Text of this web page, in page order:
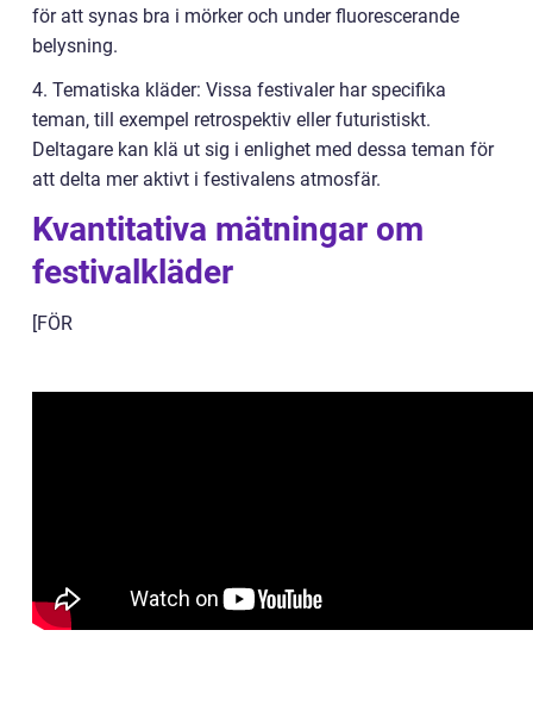
för att synas bra i mörker och under fluorescerande
belysning.
4. Tematiska kläder: Vissa festivaler har specifika
teman, till exempel retrospektiv eller futuristiskt.
Deltagare kan klä ut sig i enlighet med dessa teman för
att delta mer aktivt i festivalens atmosfär.
Kvantitativa mätningar om
festivalkläder
[FÖR